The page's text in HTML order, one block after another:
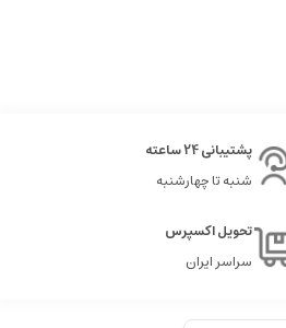
پشتیبانی 24 ساعته
شنبه تا چهارشنبه
تحویل اکسپرس
سراسر ایران